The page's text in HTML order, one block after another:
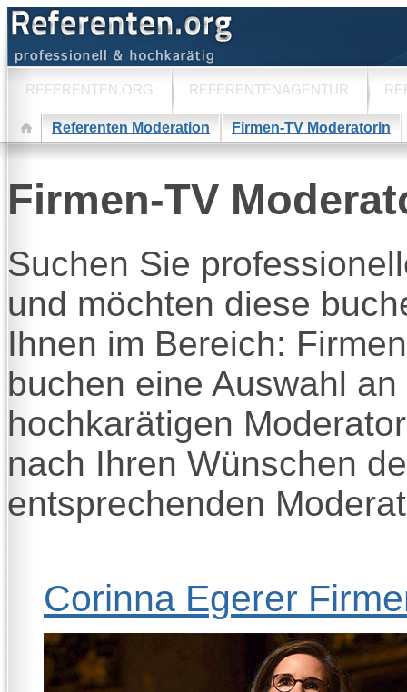
REFERENTEN.ORG REFERENTENAGENTUR
Referenten Moderation Firmen-TV Moderatorin
Firmen-TV
Suchen Sie
und möchten diese
Ihnen im Bereich:
buchen eine Auswahl
hochkarätigen
nach Ihren Wünschen
entsprechenden
Corinna Egerer